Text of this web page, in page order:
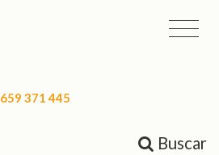
659 371 445
Buscar